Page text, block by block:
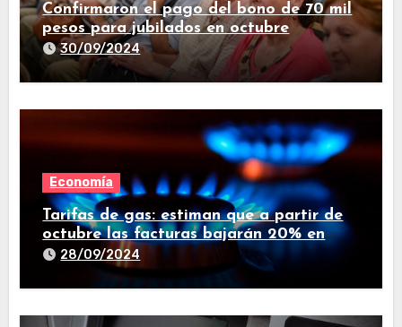
Confirmaron el pago del bono de 70 mil
pesos para jubilados en octubre
30/09/2024
Economía
Tarifas de gas: estiman que a partir de
octubre las facturas bajarán 20% en
promedio
28/09/2024